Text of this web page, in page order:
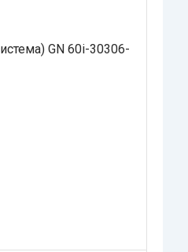
GN 60i-30306-